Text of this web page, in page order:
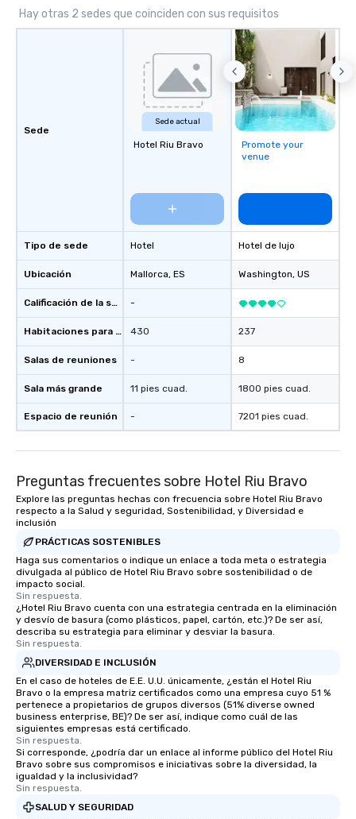
Hay otras 2 sedes que coinciden con sus requisitos
Sede
Tipo de sede
Ubicación
Calificación de la sede
Habitaciones para huéspedes
Salas de reuniones
Sala más grande
Espacio de reunión
Sede actual
Hotel Riu Bravo
Hotel
Mallorca, ES
-
430
-
11 pies cuad.
-
Promote your
venue
Hotel de lujo
Washington, US
237
8
1800 pies cuad.
7201 pies cuad.
Preguntas frecuentes sobre Hotel Riu Bravo
Explore las preguntas hechas con frecuencia sobre Hotel Riu Bravo
respecto a la Salud y seguridad, Sostenibilidad, y Diversidad e
inclusión
PRÁCTICAS SOSTENIBLES
Haga sus comentarios o indique un enlace a toda meta o estrategia
divulgada al público de Hotel Riu Bravo sobre sostenibilidad o de
impacto social.
Sin respuesta.
¿Hotel Riu Bravo cuenta con una estrategia centrada en la eliminación
y desvío de basura (como plásticos, papel, cartón, etc.)? De ser así,
describa su estrategia para eliminar y desviar la basura.
Sin respuesta.
DIVERSIDAD E INCLUSIÓN
En el caso de hoteles de E.E. U.U. únicamente, ¿están el Hotel Riu
Bravo o la empresa matriz certificados como una empresa cuyo 51 %
pertenece a propietarios de grupos diversos (51% diverse owned
business enterprise, BE)? De ser así, indique como cuál de las
siguientes empresas está certificado.
Sin respuesta.
Si corresponde, ¿podría dar un enlace al informe público del Hotel Riu
Bravo sobre sus compromisos e iniciativas sobre la diversidad, la
igualdad y la inclusividad?
Sin respuesta.
SALUD Y SEGURIDAD